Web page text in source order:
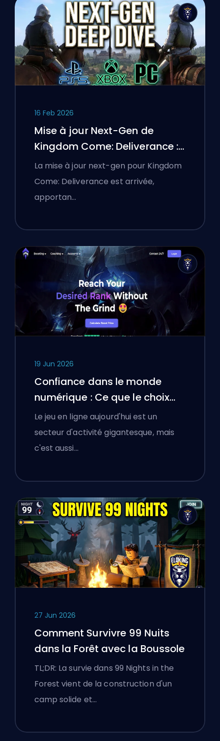
16 Feb 2026
Mise à jour Next-Gen de
Kingdom Come: Deliverance :
Une analyse approfondie
La mise à jour next-gen pour Kingdom
Come: Deliverance est arrivée,
apportan…
19 Jun 2026
Confiance dans le monde
numérique : Ce que le choix
d'une plateforme de boosting
a appris aux joueurs polonais
sur la vérification des services
Le jeu en ligne aujourd'hui est un
secteur d'activité gigantesque, mais
c'est aussi…
27 Jun 2026
Comment Survivre 99 Nuits
dans la Forêt avec la Boussole
TL;DR: La survie dans 99 Nights in the
Forest vient de la construction d'un
camp solide et…